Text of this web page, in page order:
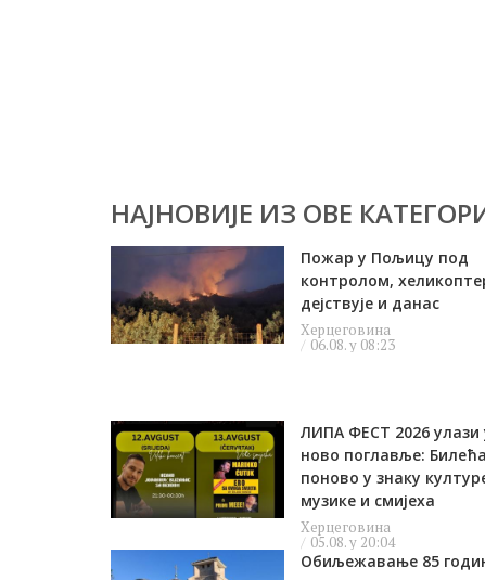
НАЈНОВИЈЕ ИЗ ОВЕ
Пожар у Пољицу под
контролом,
дејствује и данас
Херцеговина
06.08. у 08:23
ЛИПА ФЕСТ 2026 улази
ново поглавље: Билећа
поново у знаку
музике и смијеха
Херцеговина
05.08. у 20:04
Обиљежавање 85